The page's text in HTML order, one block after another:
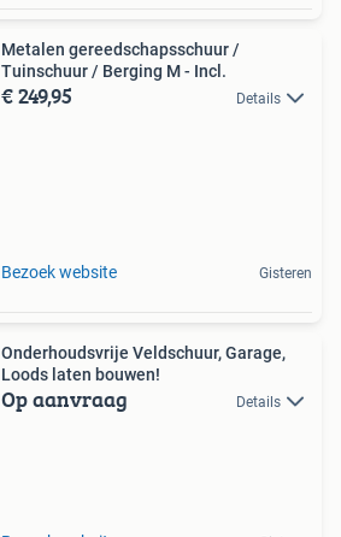
Metalen gereedschapsschuur /
Tuinschuur / Berging M - Incl.
€ 249,95 Details
Bezoek website Gisteren
Onderhoudsvrije Veldschuur, Garage,
Loods laten bouwen!
Op aanvraag Details